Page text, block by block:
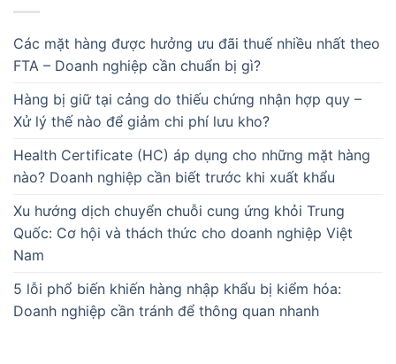
Các mặt hàng được hưởng ưu đãi thuế nhiều nhất theo
FTA – Doanh nghiệp cần chuẩn bị gì?
Hàng bị giữ tại cảng do thiếu chứng nhận hợp quy –
Xử lý thế nào để giảm chi phí lưu kho?
Health Certificate (HC) áp dụng cho những mặt hàng
nào? Doanh nghiệp cần biết trước khi xuất khẩu
Xu hướng dịch chuyển chuỗi cung ứng khỏi Trung
Quốc: Cơ hội và thách thức cho doanh nghiệp Việt
Nam
5 lỗi phổ biến khiến hàng nhập khẩu bị kiểm hóa:
Doanh nghiệp cần tránh để thông quan nhanh